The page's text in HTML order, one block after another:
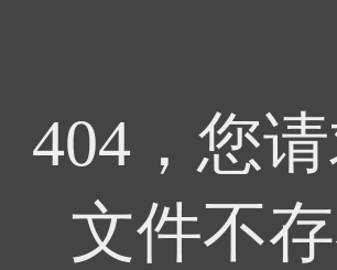
404，您
文件不